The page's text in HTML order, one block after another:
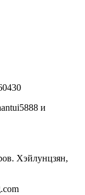
и
Хэйлунцзян,